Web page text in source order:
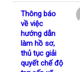
Thông báo
về việc
hướng dẫn
làm hồ sơ,
thủ tục giải
quyết chế độ